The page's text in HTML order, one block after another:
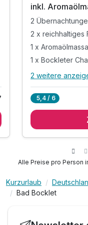
inkl.
2
2 x reichhaltiges
1 x
1 x Bockleter
Alle
2 x reichhaltiges
2 x Abendessen
2 weitere
5,4 / 6
Alle Preise pro Person
Kurzurlaub
Bad Bocklet